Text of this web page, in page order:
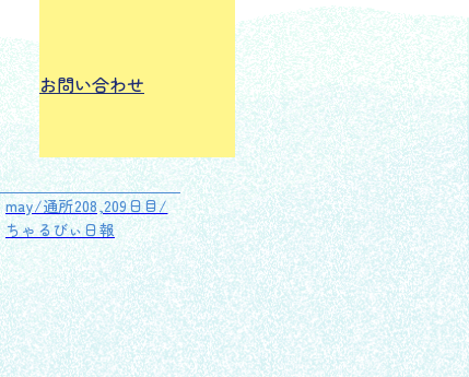
お問い合わせ
may/通所208,209日目/
ちゃるびぃ日報